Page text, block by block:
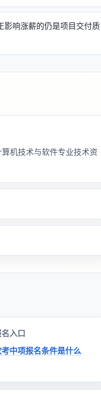
影响涨薪的仍是项目交付质
机技术与软件专业技术资
入口
考中项报名条件是什么